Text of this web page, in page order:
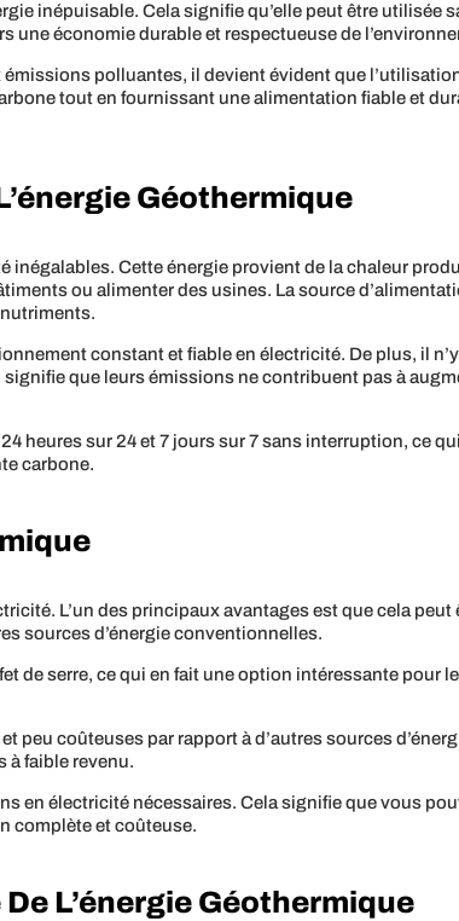
inépuisable. Cela signifie qu’elle peut être utilisée
une économie durable et respectueuse de
polluantes, il devient évident que
tout en fournissant une alimentation fiable et
Géothermique
inégalables. Cette énergie provient de la chaleur
ou alimenter des usines. La source
constant et fiable en électricité. De plus, il
que leurs émissions ne contribuent pas à
heures sur 24 et 7 jours sur 7 sans interruption, ce
carbone.
L’un des principaux avantages est que cela peut
sources d’énergie conventionnelles.
de serre, ce qui en fait une option intéressante pour
coûteuses par rapport à d’autres sources
à faible revenu.
en électricité nécessaires. Cela signifie que vous
complète et coûteuse.
L’énergie Géothermique